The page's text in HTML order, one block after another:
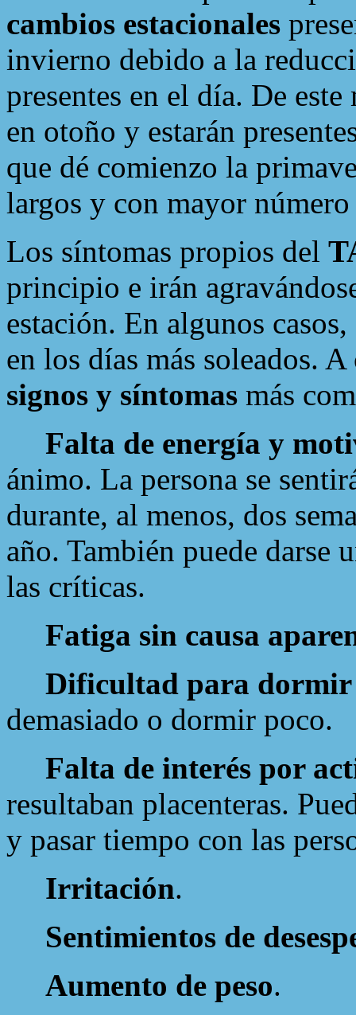
cambios estacionales
invierno debido a la
presentes en el día. De
en otoño y estarán
que dé comienzo la
largos y con mayor número
Los síntomas propios del
principio e irán
estación. En algunos
en los días más soleados.
signos y síntomas más
Falta de energía y
ánimo. La persona se
durante, al menos, dos
año. También puede darse
las críticas.
Fatiga sin causa
Dificultad para dormir
demasiado o dormir poco.
Falta de interés por
resultaban placenteras.
y pasar tiempo con las
Irritación.
Sentimientos de
Aumento de peso.